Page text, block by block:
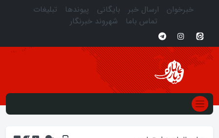
خبرخوان ارسال خبر بایگانی پیوندها
تبلیغات
تماس باما
شهروند خبرنگار